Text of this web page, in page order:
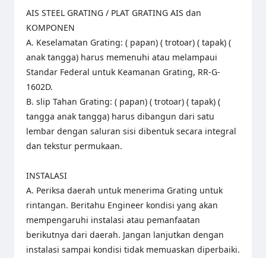
AIS STEEL GRATING / PLAT GRATING AIS dan
KOMPONEN
A. Keselamatan Grating: ( papan) ( trotoar) ( tapak) (
anak tangga) harus memenuhi atau melampaui
Standar Federal untuk Keamanan Grating, RR-G-
1602D.
B. slip Tahan Grating: ( papan) ( trotoar) ( tapak) (
tangga anak tangga) harus dibangun dari satu
lembar dengan saluran sisi dibentuk secara integral
dan tekstur permukaan.
INSTALASI
A. Periksa daerah untuk menerima Grating untuk
rintangan. Beritahu Engineer kondisi yang akan
mempengaruhi instalasi atau pemanfaatan
berikutnya dari daerah. Jangan lanjutkan dengan
instalasi sampai kondisi tidak memuaskan diperbaiki.